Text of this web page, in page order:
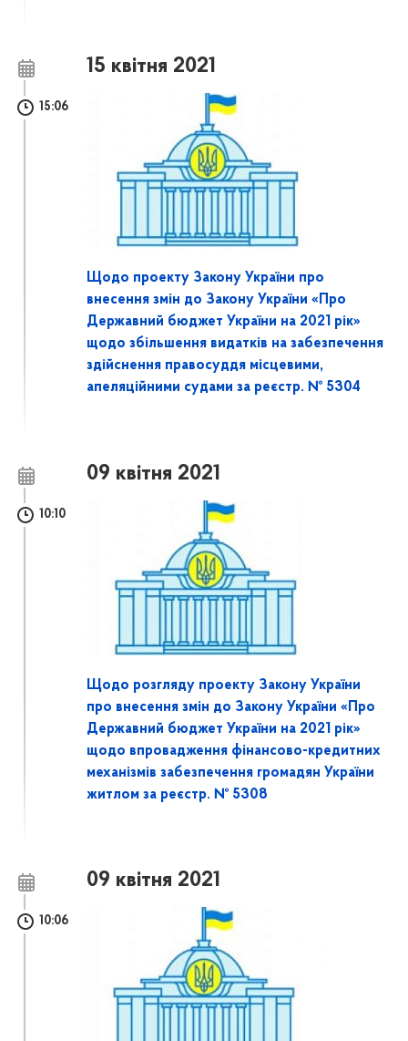
15 квітня 2021
15:06
Щодо проекту Закону України про
внесення змін до Закону України «Про
Державний бюджет України на 2021 рік»
щодо збільшення видатків на забезпечення
здійснення правосуддя місцевими,
апеляційними судами за реєстр. № 5304
09 квітня 2021
10:10
Щодо розгляду проекту Закону України
про внесення змін до Закону України «Про
Державний бюджет України на 2021 рік»
щодо впровадження фінансово-кредитних
механізмів забезпечення громадян України
житлом за реєстр. № 5308
09 квітня 2021
10:06